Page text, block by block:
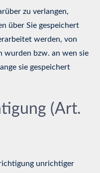
zu verlangen,
über Sie gespeichert
werden, von
wurden bzw. an wen sie
sie gespeichert
(Art.
unrichtiger